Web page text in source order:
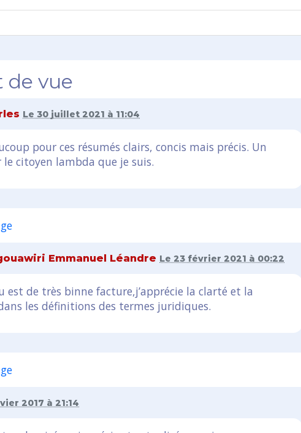
de vue
Le 30 juillet 2021 à 11:04
pour ces résumés clairs, concis mais précis. Un
le citoyen lambda que je suis.
Emmanuel Léandre Le 23 février 2021 à 00:22
est de très binne facture,j’apprécie la clarté et la
les définitions des termes juridiques.
2017 à 21:14